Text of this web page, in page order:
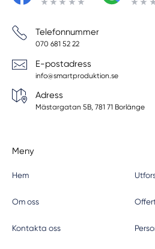
Telefonnummer
070 681 52 22
E-postadress
info@smartproduktion.se
Adress
Mästargatan 5B, 781 71 Borlänge
Meny
Hem
Om oss
Kontakta oss